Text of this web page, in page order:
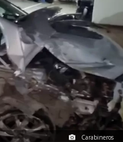
Carabineros